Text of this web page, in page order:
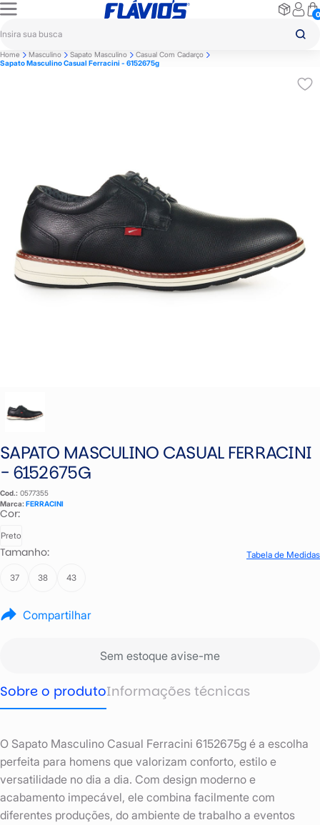
0
Home Masculino Sapato Masculino
Casual Com Cadarço
Sapato Masculino Casual Ferracini - 6152675g
SAPATO MASCULINO CASUAL FERRACINI
- 6152675G
Cod.: 0577355
Marca: FERRACINI
Cor:
Preto
Tamanho: Tabela de Medidas
37 38 43
Compartilhar
Sem estoque avise-me
Sobre o produtoInformações técnicas
O Sapato Masculino Casual Ferracini 6152675g é a escolha
perfeita para homens que valorizam conforto, estilo e
versatilidade no dia a dia. Com design moderno e
acabamento impecável, ele combina facilmente com
diferentes produções, do ambiente de trabalho a eventos